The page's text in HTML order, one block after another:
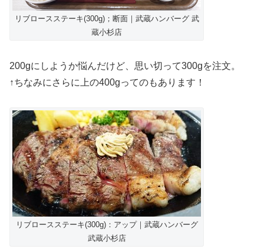
リブロースステーキ(300g)；断面｜武蔵ハンバーグ 武
蔵小杉店
200gにしようか悩んだけど、思い切って300gを注文。
↑ちなみにさらに上の400gってのもあります！
リブロースステーキ(300g)：アップ｜武蔵ハンバーグ
武蔵小杉店